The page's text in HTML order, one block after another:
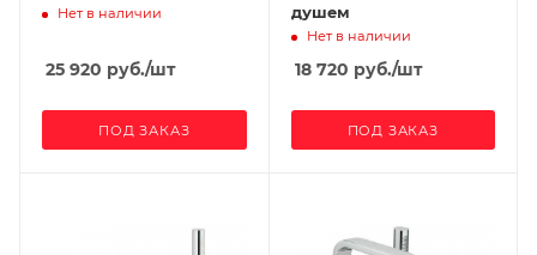
Нет в наличии
25 920 руб./шт
ПОД ЗАКАЗ
душем
Нет в наличии
18 720 руб./шт
ПОД ЗАКАЗ